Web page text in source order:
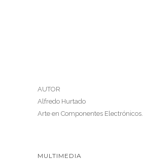
AUTOR
Alfredo Hurtado
Arte en Componentes Electrónicos.
MULTIMEDIA